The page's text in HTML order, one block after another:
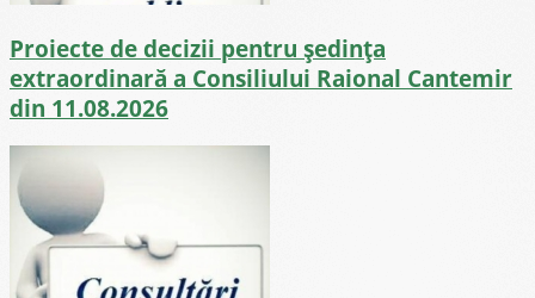
Proiecte de decizii pentru ședința
extraordinară a Consiliului Raional Cantemir
din 11.08.2026